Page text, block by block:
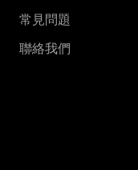
常見問題
聯絡我們